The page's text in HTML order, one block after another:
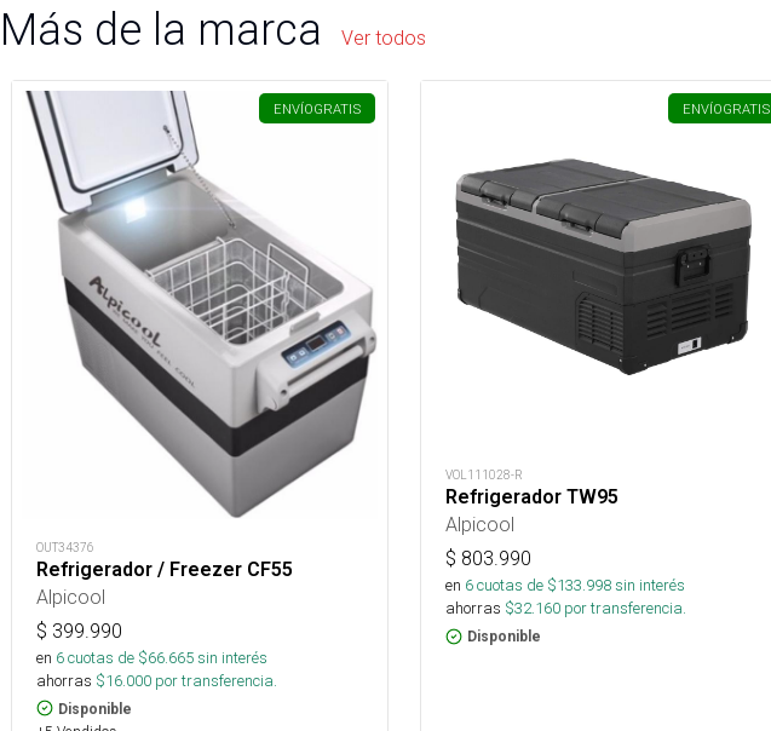
Más de la marca Ver todos
ENVÍOGRATIS
OUT34376
Refrigerador / Freezer CF55
Alpicool
$ 399.990
en 6cuotas de $66.665sin interés
ahorras $16.000 por transferencia.
Disponible
ENVÍOGRATIS
VOL111028-R
Refrigerador TW95
Alpicool
$ 803.990
en 6cuotas de $133.998sin interés
ahorras $32.160 por transferencia.
Disponible